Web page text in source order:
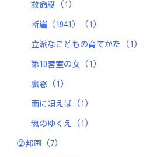
救命艇 (1)
断崖（1941） (1)
立派なこどもの育てかた (1)
第10客室の女 (1)
裏窓 (1)
雨に唄えば (1)
魂のゆくえ (1)
②邦画 (7)